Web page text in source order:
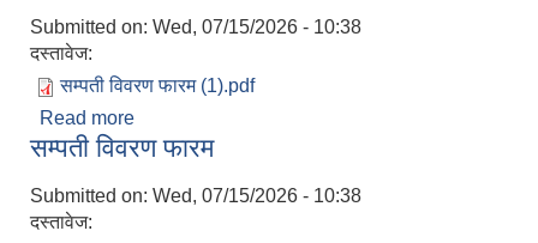
Submitted on: Wed, 07/15/2026 - 10:38
दस्तावेज:
सम्पती विवरण फारम (1).pdf
Read more
सम्पती विवरण फारम
Submitted on: Wed, 07/15/2026 - 10:38
दस्तावेज: